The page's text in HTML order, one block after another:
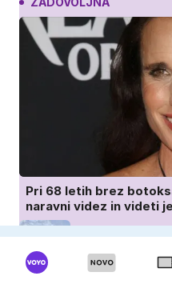
Pri 68 letih brez
naravni videz in videti
Dnevni
dvojčke